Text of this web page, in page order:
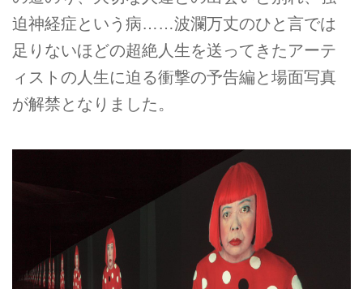
迫神経症という病……波瀾万丈のひと言では
足りないほどの超絶人生を送ってきたアーテ
ィストの人生に迫る衝撃の予告編と場面写真
が解禁となりました。